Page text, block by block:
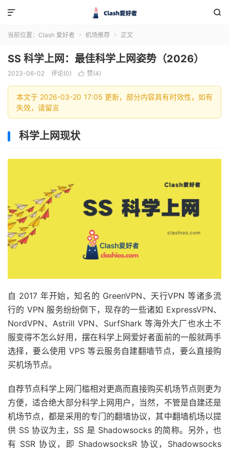


当前位置： Clash 爱好者  机场推荐  正文
SS 科学上网：最佳科学上网姿势（2026）
2023-06-02 评论(0)  赞(4)
本文于 2026-03-20 17:05 更新，部分内容具有时效性，如有
失效，请留言
科学上网现状
自 2017 年开始，知名的 GreenVPN、天行VPN 等诸多流
行的 VPN 服务纷纷倒下，现存的一些诸如 ExpressVPN、
NordVPN、Astrill VPN、SurfShark 等海外大厂也水土不
服变得不怎么好用，摆在科学上网爱好者面前的一般就两手
选择，要么使用 VPS 等云服务自建翻墙节点，要么直接购
买机场节点。
自荐节点科学上网门槛相对更高而直接购买机场节点则更为
方便，适合绝大部分科学上网用户，当然，不管是自建还是
机场节点，都是采用的专门的翻墙协议，其中翻墙机场以提
供 SS 协议为主，SS 是 Shadowsocks 的简称。另外，也
有 SSR 协议，即 ShadowsocksR 协议，Shadowsocks